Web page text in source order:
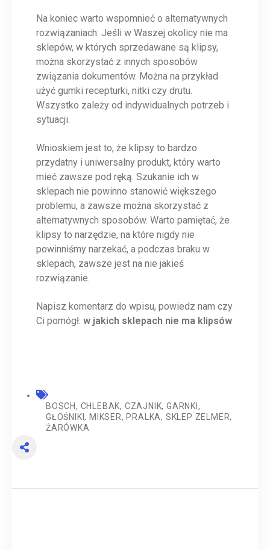
Na koniec warto wspomnieć o alternatywnych
rozwiązaniach. Jeśli w Waszej okolicy nie ma
sklepów, w których sprzedawane są klipsy,
można skorzystać z innych sposobów
związania dokumentów. Można na przykład
użyć gumki recepturki, nitki czy drutu.
Wszystko zależy od indywidualnych potrzeb i
sytuacji.
Wnioskiem jest to, że klipsy to bardzo
przydatny i uniwersalny produkt, który warto
mieć zawsze pod ręką. Szukanie ich w
sklepach nie powinno stanowić większego
problemu, a zawsze można skorzystać z
alternatywnych sposobów. Warto pamiętać, że
klipsy to narzędzie, na które nigdy nie
powinniśmy narzekać, a podczas braku w
sklepach, zawsze jest na nie jakieś
rozwiązanie.
Napisz komentarz do wpisu, powiedz nam czy
Ci pomógł: w jakich sklepach nie ma klipsów
BOSCH, CHLEBAK, CZAJNIK,GARNKI ,
GŁOŚNIKI, MIKSER, PRALKA, SKLEP ZELMER,
ŻARÓWKA